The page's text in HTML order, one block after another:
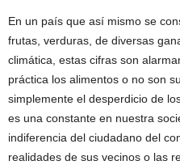
En un país que así mismo se
frutas, verduras, de diversas
climática, estas cifras son
práctica los alimentos o no son
simplemente el desperdicio de
es una constante en nuestra
indiferencia del ciudadano del
realidades de sus vecinos o las